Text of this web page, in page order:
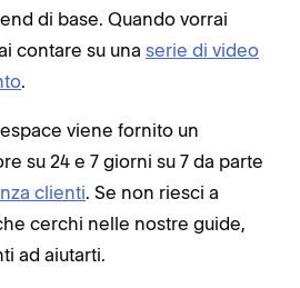
di base. Quando vorrai
contare su una serie di video
.
viene fornito un
su 24 e 7 giorni su 7 da parte
clienti. Se non riesci a
cerchi nelle nostre guide,
ad aiutarti.